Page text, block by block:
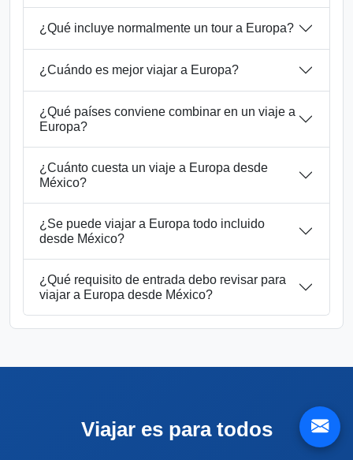
¿Qué incluye normalmente un tour a Europa?
¿Cuándo es mejor viajar a Europa?
¿Qué países conviene combinar en un viaje a
Europa?
¿Cuánto cuesta un viaje a Europa desde
México?
¿Se puede viajar a Europa todo incluido
desde México?
¿Qué requisito de entrada debo revisar para
viajar a Europa desde México?
Viajar es para todos